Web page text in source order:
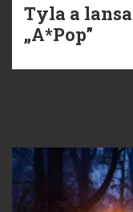
Tyla a
„A*Pop”